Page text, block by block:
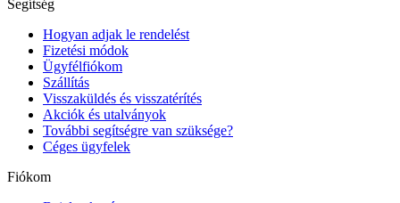
Segítség
Hogyan adjak le rendelést
Fizetési módok
Ügyfélfiókom
Szállítás
Visszaküldés és visszatérítés
Akciók és utalványok
További segítségre van szüksége?
Céges ügyfelek
Fiókom